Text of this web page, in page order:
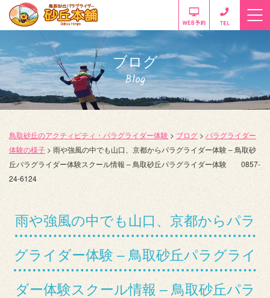
ブログ
Blog
鳥取砂丘のアクティビティ・パラグライダー体験 > ブログ > パラグライダー
体験の様子 > 雨や強風の中でも山口、京都からパラグライダー体験 – 鳥取砂
丘パラグライダー体験スクール情報 – 鳥取砂丘パラグライダー体験 0857-
24-6124
雨や強風の中でも山口、京都からパラ
グライダー体験 – 鳥取砂丘パラグライ
ダー体験スクール情報 – 鳥取砂丘パラ